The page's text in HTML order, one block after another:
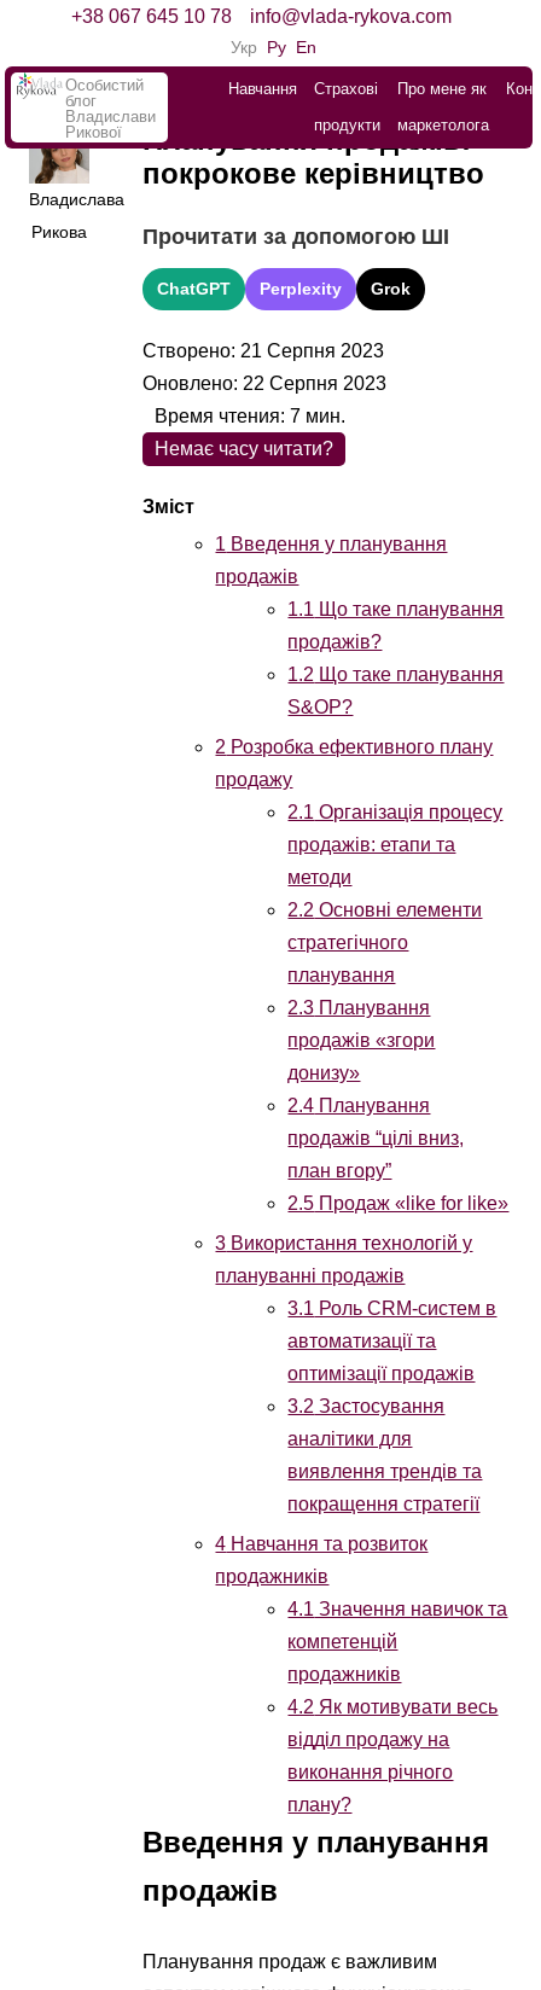
+38 067 645 10 78 info@vlada-rykova.com
Укр Ру En
Особистий
блог
Владислави
Рикової
Навчання
Страхові
продукти
Про мене як
маркетолога
Владислава
Рикова
Планування продажів:
покрокове керівництво
Прочитати за допомогою ШІ
ChatGPT Perplexity Grok
Створено: 21 Серпня 2023
Оновлено: 22 Серпня 2023
Немає часу читати?
1 Введення у планування
продажів
1.1 Що таке планування
продажів?
1.2 Що таке планування
S&OP?
2 Розробка ефективного плану
продажу
2.1 Організація процесу
продажів: етапи та
методи
2.2 Основні елементи
стратегічного
планування
2.3 Планування
продажів «згори
донизу»
2.4 Планування
продажів “цілі вниз,
план вгору”
2.5 Продаж «like for like»
3 Використання технологій у
плануванні продажів
3.1 Роль CRM-систем в
автоматизації та
оптимізації продажів
3.2 Застосування
аналітики для
виявлення трендів та
покращення стратегії
4 Навчання та розвиток
продажників
4.1 Значення навичок та
компетенцій
продажників
4.2 Як мотивувати весь
відділ продажу на
виконання річного
плану?
Время чтения:7 мин.
Введення у планування
продажів
Планування продаж є важливим